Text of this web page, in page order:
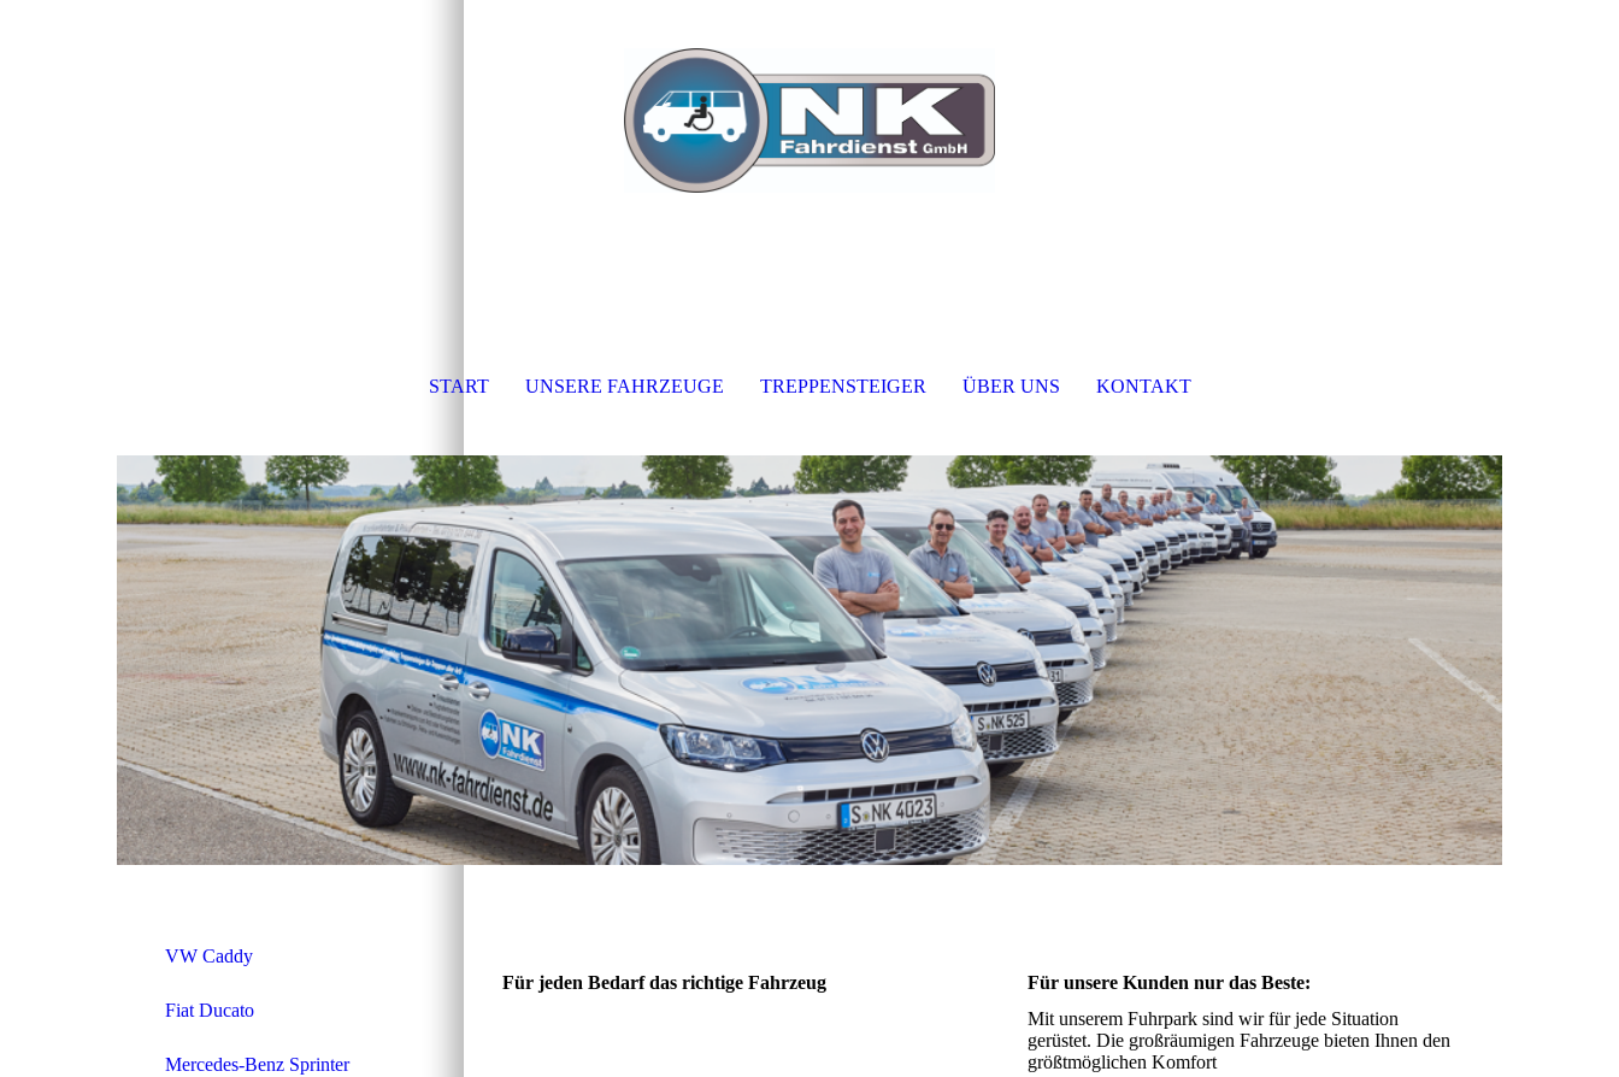
START UNSERE FAHRZEUGE TREPPENSTEIGER ÜBER UNS KONTAKT
VW Caddy
Fiat Ducato
Mercedes-Benz Sprinter
Für jeden Bedarf das richtige Fahrzeug
Für unsere Kunden nur das Beste:
Mit unserem Fuhrpark sind wir für jede Situation
gerüstet. Die großräumigen Fahrzeuge bieten Ihnen den
größtmöglichen Komfort